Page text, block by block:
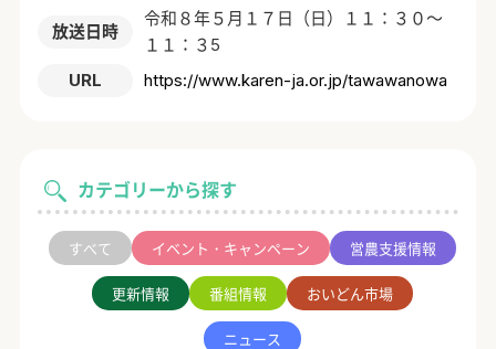
カテゴリーから探す
すべて イベント・キャンペーン 営農支援情報
更新情報 番組情報 おいどん市場
ニュース
放送日時
令和８年５月１７日（日）１１：３０～
１１：３5
URL
https://www.karen-ja.or.jp/tawawanowa